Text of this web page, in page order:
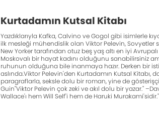
Kurtadamın Kutsal Kitabı
Yazdıklarıyla Kafka, Calvino ve Gogol gibi isimlerle
ilk mesleği mühendislik olan Viktor Pelevin, Sovyetler
New Yorker tarafından otuz beş yaş altı en iyi
Moskovalı bir hayat kadını olduğunu sanabilirsiniz
ruhunun olduğuna bile inanmaya hazır. Derken bir
aslında.Viktor Pelevin'den Kurtadamın Kutsal
paragraflarla, seksle dolu bir roman, yine de
Guin"Viktor Pelevin çok zeki ve akıl dolu bir yazar."
Wallace'ı hem Will Self'i hem de Haruki